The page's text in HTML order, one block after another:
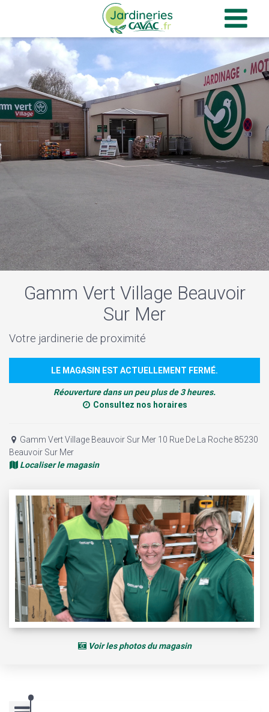
Gamm Vert Village Beauvoir
Sur Mer
Votre jardinerie de proximité
LE MAGASIN EST ACTUELLEMENT FERMÉ.
Réouverture dans un peu plus de 3 heures.
Consultez nos horaires
Gamm Vert Village Beauvoir Sur Mer 10 Rue De La Roche 85230
Beauvoir Sur Mer
Localiser le magasin
Voir les photos du magasin
Panneau de gestion des cookies